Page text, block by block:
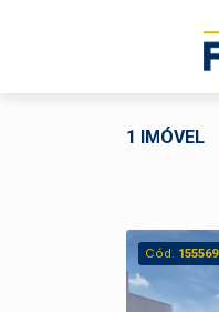
1 IMÓVEL
Cód. 155569